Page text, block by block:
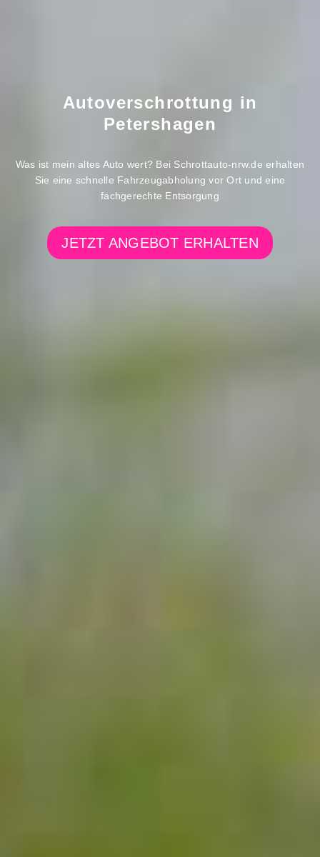
Autoverschrottung in
Petershagen
Was ist mein altes Auto wert? Bei Schrottauto-nrw.de erhalten
Sie eine schnelle Fahrzeugabholung vor Ort und eine
fachgerechte Entsorgung
JETZT ANGEBOT ERHALTEN